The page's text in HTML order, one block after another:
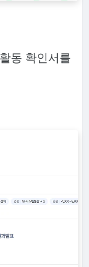
동 확인서를